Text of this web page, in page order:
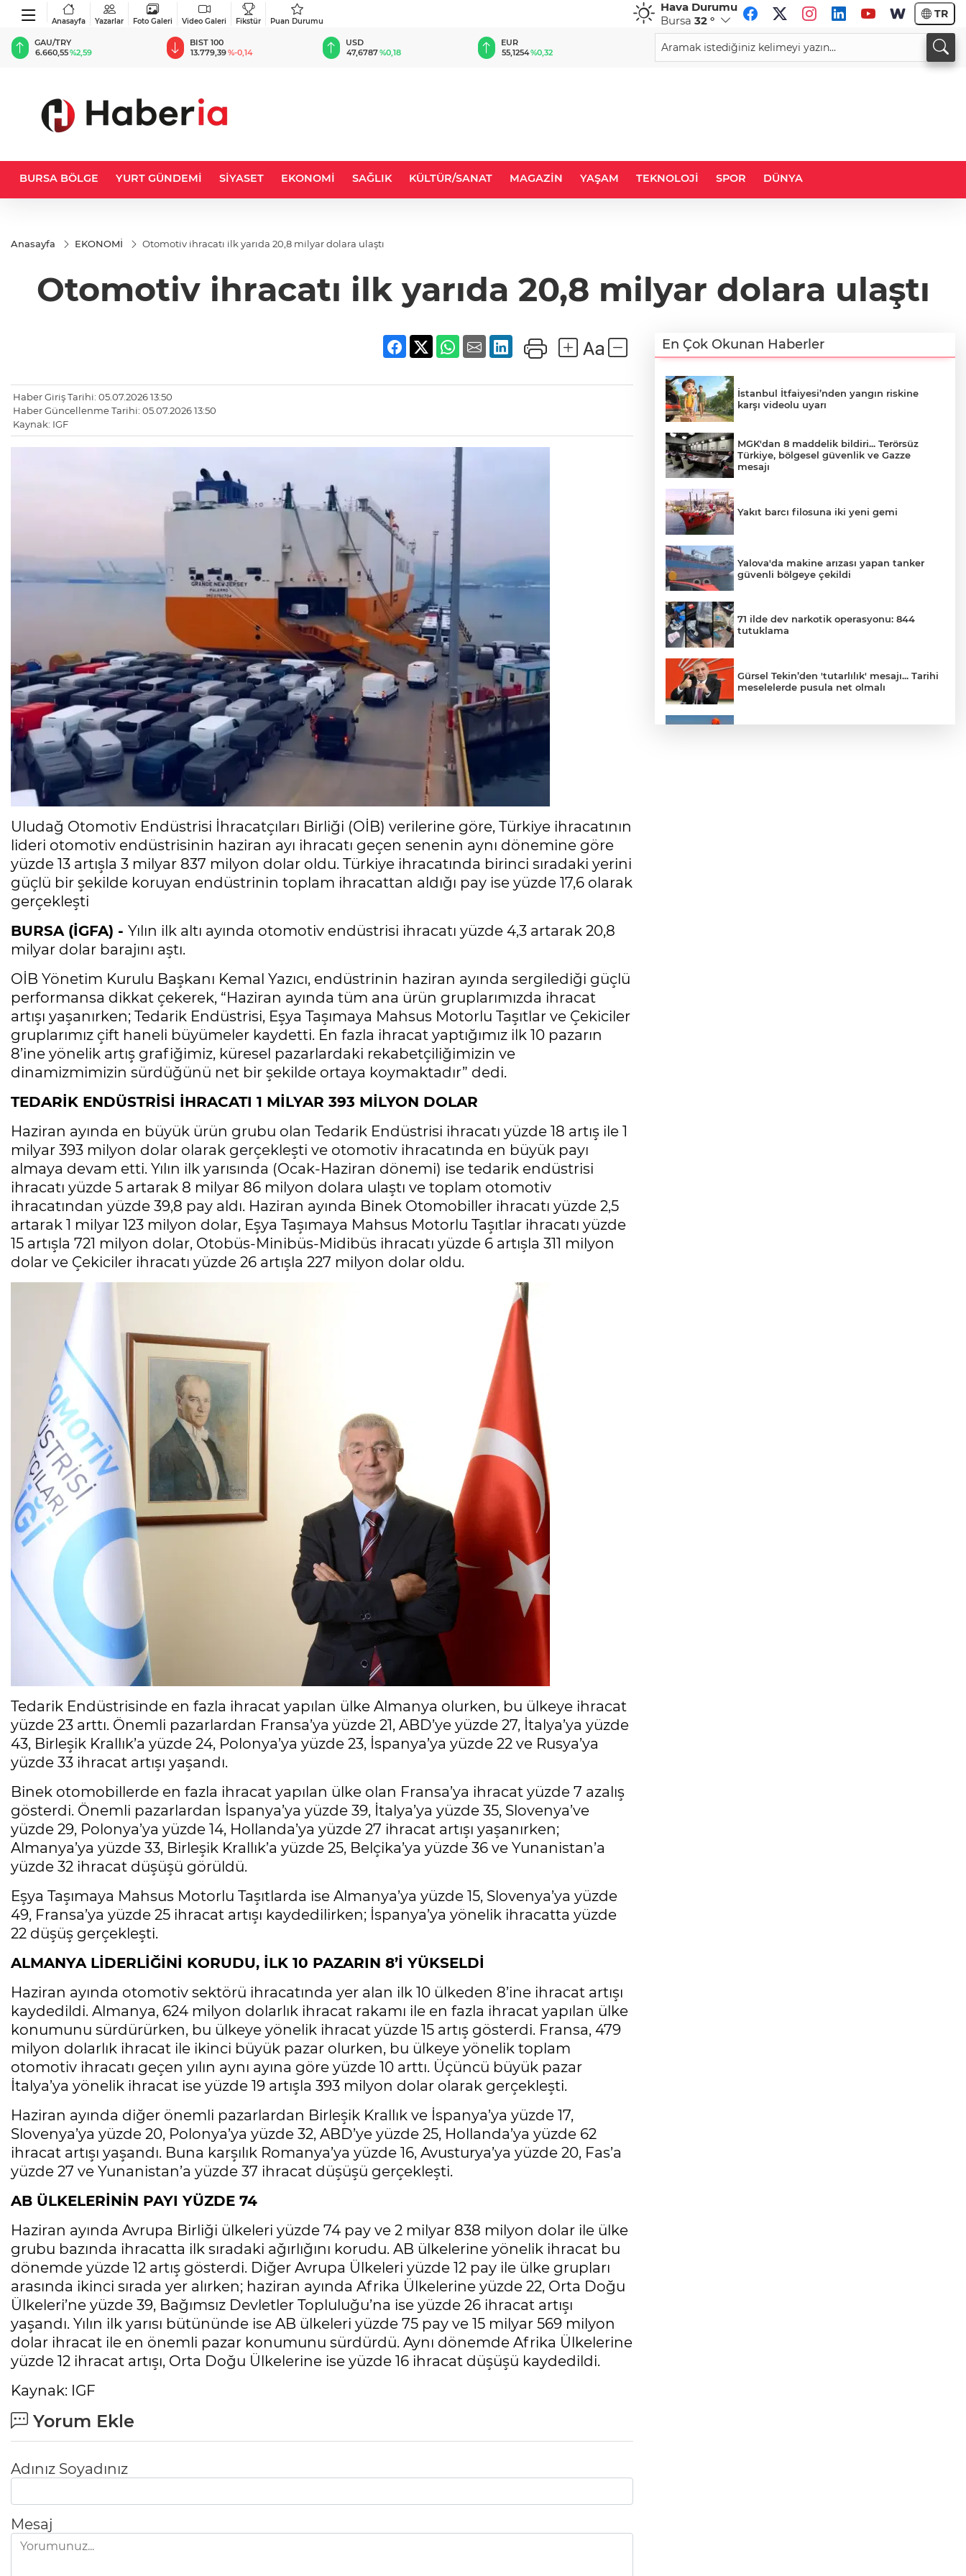
Anasayfa Yazarlar Foto Galeri Video Galeri Fikstür Puan Durumu
Hava Durumu
Bursa 32 ° TR
BIST 100
13.779,39%-0,14
USD
47,6787%0,18
EUR
55,1254%0,32
GBP
64,3468%0,38
CHF
59,0083%0,82
34,1883
BURSA BÖLGE YURT GÜNDEMİ SİYASET EKONOMİ SAĞLIK KÜLTÜR/SANAT MAGAZİN YAŞAM TEKNOLOJİ SPOR DÜNYA
Anasayfa EKONOMİ Otomotiv ihracatı ilk yarıda 20,8 milyar dolara ulaştı
Otomotiv ihracatı ilk yarıda 20,8 milyar dolara ulaştı
Haber Giriş Tarihi: 05.07.2026 13:50
Haber Güncellenme Tarihi: 05.07.2026 13:50
Kaynak: IGF
Uludağ Otomotiv Endüstrisi İhracatçıları Birliği (OİB) verilerine göre, Türkiye ihracatının
lideri otomotiv endüstrisinin haziran ayı ihracatı geçen senenin aynı dönemine göre
yüzde 13 artışla 3 milyar 837 milyon dolar oldu. Türkiye ihracatında birinci sıradaki yerini
güçlü bir şekilde koruyan endüstrinin toplam ihracattan aldığı pay ise yüzde 17,6 olarak
gerçekleşti
BURSA (İGFA) - Yılın ilk altı ayında otomotiv endüstrisi ihracatı yüzde 4,3 artarak 20,8
milyar dolar barajını aştı.
OİB Yönetim Kurulu Başkanı Kemal Yazıcı, endüstrinin haziran ayında sergilediği güçlü
performansa dikkat çekerek, “Haziran ayında tüm ana ürün gruplarımızda ihracat
artışı yaşanırken; Tedarik Endüstrisi, Eşya Taşımaya Mahsus Motorlu Taşıtlar ve Çekiciler
gruplarımız çift haneli büyümeler kaydetti. En fazla ihracat yaptığımız ilk 10 pazarın
8’ine yönelik artış grafiğimiz, küresel pazarlardaki rekabetçiliğimizin ve
dinamizmimizin sürdüğünü net bir şekilde ortaya koymaktadır” dedi.
TEDARİK ENDÜSTRİSİ İHRACATI 1 MİLYAR 393 MİLYON DOLAR
Haziran ayında en büyük ürün grubu olan Tedarik Endüstrisi ihracatı yüzde 18 artış ile 1
milyar 393 milyon dolar olarak gerçekleşti ve otomotiv ihracatında en büyük payı
almaya devam etti. Yılın ilk yarısında (Ocak-Haziran dönemi) ise tedarik endüstrisi
ihracatı yüzde 5 artarak 8 milyar 86 milyon dolara ulaştı ve toplam otomotiv
ihracatından yüzde 39,8 pay aldı. Haziran ayında Binek Otomobiller ihracatı yüzde 2,5
artarak 1 milyar 123 milyon dolar, Eşya Taşımaya Mahsus Motorlu Taşıtlar ihracatı yüzde
15 artışla 721 milyon dolar, Otobüs-Minibüs-Midibüs ihracatı yüzde 6 artışla 311 milyon
dolar ve Çekiciler ihracatı yüzde 26 artışla 227 milyon dolar oldu.
Tedarik Endüstrisinde en fazla ihracat yapılan ülke Almanya olurken, bu ülkeye ihracat
yüzde 23 arttı. Önemli pazarlardan Fransa’ya yüzde 21, ABD’ye yüzde 27, İtalya’ya yüzde
43, Birleşik Krallık’a yüzde 24, Polonya’ya yüzde 23, İspanya’ya yüzde 22 ve Rusya’ya
yüzde 33 ihracat artışı yaşandı.
Binek otomobillerde en fazla ihracat yapılan ülke olan Fransa’ya ihracat yüzde 7 azalış
gösterdi. Önemli pazarlardan İspanya’ya yüzde 39, İtalya’ya yüzde 35, Slovenya’ve
yüzde 29, Polonya’ya yüzde 14, Hollanda’ya yüzde 27 ihracat artışı yaşanırken;
Almanya’ya yüzde 33, Birleşik Krallık’a yüzde 25, Belçika’ya yüzde 36 ve Yunanistan’a
yüzde 32 ihracat düşüşü görüldü.
Eşya Taşımaya Mahsus Motorlu Taşıtlarda ise Almanya’ya yüzde 15, Slovenya’ya yüzde
49, Fransa’ya yüzde 25 ihracat artışı kaydedilirken; İspanya’ya yönelik ihracatta yüzde
22 düşüş gerçekleşti.
ALMANYA LİDERLİĞİNİ KORUDU, İLK 10 PAZARIN 8’İ YÜKSELDİ
Haziran ayında otomotiv sektörü ihracatında yer alan ilk 10 ülkeden 8’ine ihracat artışı
kaydedildi. Almanya, 624 milyon dolarlık ihracat rakamı ile en fazla ihracat yapılan ülke
konumunu sürdürürken, bu ülkeye yönelik ihracat yüzde 15 artış gösterdi. Fransa, 479
milyon dolarlık ihracat ile ikinci büyük pazar olurken, bu ülkeye yönelik toplam
otomotiv ihracatı geçen yılın aynı ayına göre yüzde 10 arttı. Üçüncü büyük pazar
İtalya’ya yönelik ihracat ise yüzde 19 artışla 393 milyon dolar olarak gerçekleşti.
Haziran ayında diğer önemli pazarlardan Birleşik Krallık ve İspanya’ya yüzde 17,
Slovenya’ya yüzde 20, Polonya’ya yüzde 32, ABD’ye yüzde 25, Hollanda’ya yüzde 62
ihracat artışı yaşandı. Buna karşılık Romanya’ya yüzde 16, Avusturya’ya yüzde 20, Fas’a
yüzde 27 ve Yunanistan’a yüzde 37 ihracat düşüşü gerçekleşti.
AB ÜLKELERİNİN PAYI YÜZDE 74
Haziran ayında Avrupa Birliği ülkeleri yüzde 74 pay ve 2 milyar 838 milyon dolar ile ülke
grubu bazında ihracatta ilk sıradaki ağırlığını korudu. AB ülkelerine yönelik ihracat bu
dönemde yüzde 12 artış gösterdi. Diğer Avrupa Ülkeleri yüzde 12 pay ile ülke grupları
arasında ikinci sırada yer alırken; haziran ayında Afrika Ülkelerine yüzde 22, Orta Doğu
Ülkeleri’ne yüzde 39, Bağımsız Devletler Topluluğu’na ise yüzde 26 ihracat artışı
yaşandı. Yılın ilk yarısı bütününde ise AB ülkeleri yüzde 75 pay ve 15 milyar 569 milyon
dolar ihracat ile en önemli pazar konumunu sürdürdü. Aynı dönemde Afrika Ülkelerine
yüzde 12 ihracat artışı, Orta Doğu Ülkelerine ise yüzde 16 ihracat düşüşü kaydedildi.
Kaynak: IGF
Yorum Ekle
Adınız Soyadınız
Mesaj
En Çok Okunan Haberler
İstanbul İtfaiyesi’nden yangın riskine
karşı videolu uyarı
MGK'dan 8 maddelik bildiri... Terörsüz
Türkiye, bölgesel güvenlik ve Gazze
mesajı
Yakıt barcı filosuna iki yeni gemi
Yalova'da makine arızası yapan tanker
güvenli bölgeye çekildi
71 ilde dev narkotik operasyonu: 844
tutuklama
Gürsel Tekin’den 'tutarlılık' mesajı... Tarihi
meselelerde pusula net olmalı